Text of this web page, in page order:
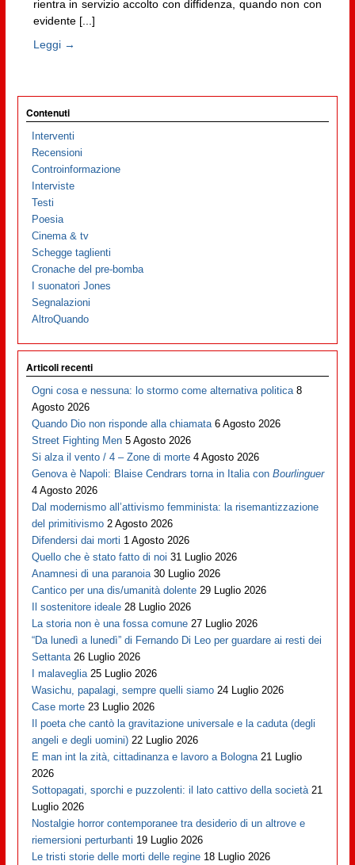
rientra in servizio accolto con diffidenza, quando non con
evidente [...]
Leggi →
Contenuti
Interventi
Recensioni
Controinformazione
Interviste
Testi
Poesia
Cinema & tv
Schegge taglienti
Cronache del pre-bomba
I suonatori Jones
Segnalazioni
AltroQuando
Articoli recenti
Ogni cosa e nessuna: lo stormo come alternativa politica 8
Agosto 2026
Quando Dio non risponde alla chiamata 6 Agosto 2026
Street Fighting Men 5 Agosto 2026
Si alza il vento / 4 – Zone di morte 4 Agosto 2026
Genova è Napoli: Blaise Cendrars torna in Italia conBourlinguer
4 Agosto 2026
Dal modernismo all’attivismo femminista: la risemantizzazione
del primitivismo 2 Agosto 2026
Difendersi dai morti 1 Agosto 2026
Quello che è stato fatto di noi 31 Luglio 2026
Anamnesi di una paranoia 30 Luglio 2026
Cantico per una dis/umanità dolente 29 Luglio 2026
Il sostenitore ideale 28 Luglio 2026
La storia non è una fossa comune 27 Luglio 2026
“Da lunedì a lunedì” di Fernando Di Leo per guardare ai resti dei
Settanta 26 Luglio 2026
I malaveglia 25 Luglio 2026
Wasichu, papalagi, sempre quelli siamo 24 Luglio 2026
Case morte 23 Luglio 2026
Il poeta che cantò la gravitazione universale e la caduta (degli
angeli e degli uomini) 22 Luglio 2026
E man int la zità, cittadinanza e lavoro a Bologna 21 Luglio
2026
Sottopagati, sporchi e puzzolenti: il lato cattivo della società 21
Luglio 2026
Nostalgie horror contemporanee tra desiderio di un altrove e
riemersioni perturbanti 19 Luglio 2026
Le tristi storie delle morti delle regine 18 Luglio 2026